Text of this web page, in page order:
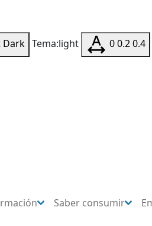
Dark Tema:light 00.20.4
Saber consumir